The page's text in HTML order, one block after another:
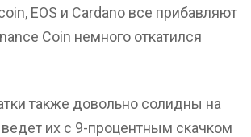
EOS и Cardano все прибавляют
Coin немного откатился
также довольно солидны на
их с 9-процентным скачком